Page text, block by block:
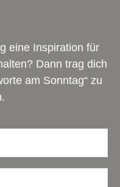
eine Inspiration für
Dann trag dich
am Sonntag“ zu